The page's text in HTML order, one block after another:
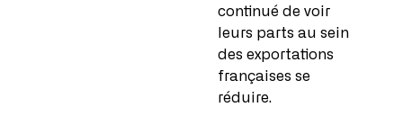
continué de voir
leurs parts au sein
des exportations
françaises se
réduire.